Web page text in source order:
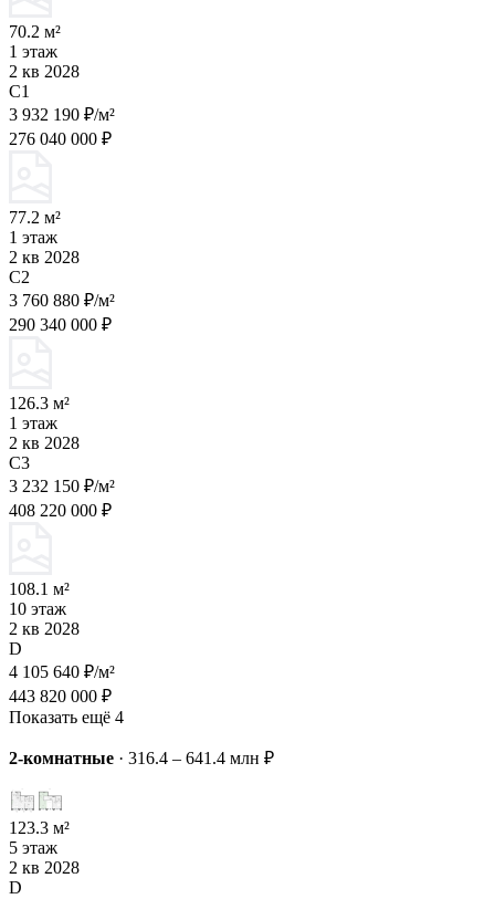
70.2 м²
1 этаж
2 кв 2028
C1
3 932 190 ₽/м²
276 040 000 ₽
77.2 м²
1 этаж
2 кв 2028
C2
3 760 880 ₽/м²
290 340 000 ₽
126.3 м²
1 этаж
2 кв 2028
C3
3 232 150 ₽/м²
408 220 000 ₽
108.1 м²
10 этаж
2 кв 2028
D
4 105 640 ₽/м²
443 820 000 ₽
Показать ещё 4
2-комнатные · 316.4 – 641.4 млн ₽
123.3 м²
5 этаж
2 кв 2028
D